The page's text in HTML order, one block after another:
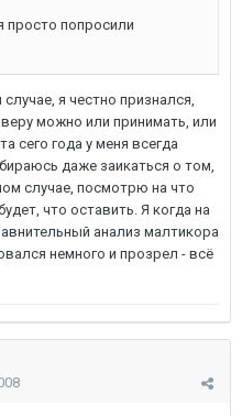
просто попросили
я честно признался,
можно или принимать, или
сего года у меня всегда
даже заикаться о том,
случае, посмотрю на что
что оставить. Я когда на
анализ малтикора
немного и прозрел - всё